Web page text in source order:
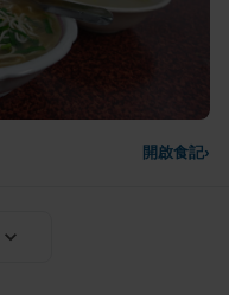
開啟食記›